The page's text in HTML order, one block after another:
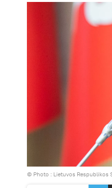
© Photo : Lietuvos Respublikos